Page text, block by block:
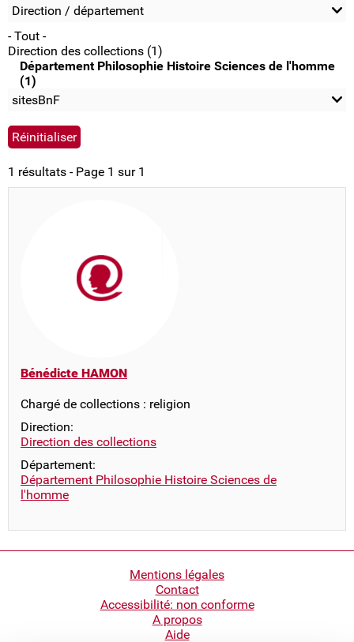
Direction / département
- Tout -
Direction des collections (1)
Département Philosophie Histoire Sciences de l'homme
(1)
sitesBnF
1 résultats - Page 1 sur 1
Bénédicte HAMON
Chargé de collections : religion
Direction:
Direction des collections
Département:
Département Philosophie Histoire Sciences de
l'homme
Mentions légales
Contact
Accessibilité: non conforme
A propos
Aide